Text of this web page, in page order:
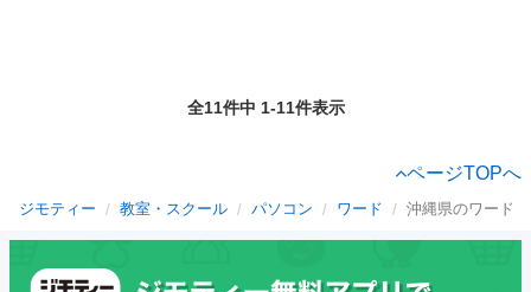
全11件中 1-11件表示
ページTOPへ
ジモティー 教室・スクール パソコン ワード 沖縄県のワード